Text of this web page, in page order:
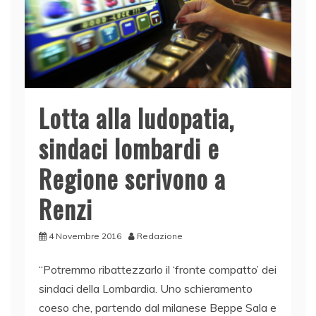
Lotta alla ludopatia,
sindaci lombardi e
Regione scrivono a
Renzi
4 Novembre 2016 Redazione
“Potremmo ribattezzarlo il ‘fronte compatto’ dei
sindaci della Lombardia. Uno schieramento
coeso che, partendo dal milanese Beppe Sala e